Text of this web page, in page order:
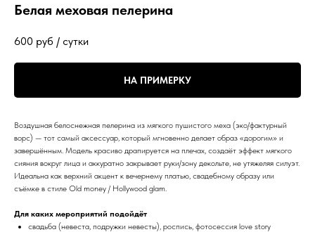
Белая меховая пелерина
600 руб / сутки
НА ПРИМЕРКУ
Воздушная белоснежная пелерина из мягкого пушистого меха (эко/фактурный
ворс) — тот самый аксессуар, который мгновенно делает образ «дорогим» и
завершённым. Модель красиво драпируется на плечах, создаёт эффект мягкого
сияния вокруг лица и аккуратно закрывает руки/зону декольте, не утяжеляя силуэт.
Идеальна как верхний акцент к вечернему платью, свадебному образу или
съёмке в стиле Old money / Hollywood glam.
Для каких мероприятий подойдёт
свадьба (невеста, подружки невесты), роспись, фотосессия love story